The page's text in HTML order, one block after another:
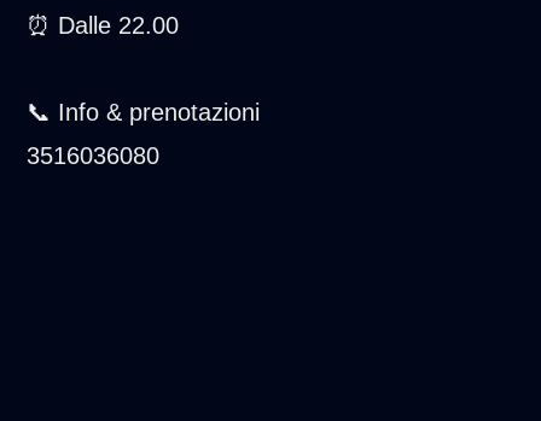
⏰ Dalle 22.00
📞 Info & prenotazioni
3516036080